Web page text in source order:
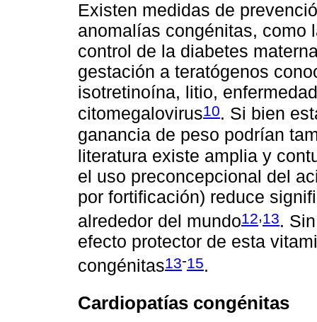
Existen medidas de
anomalías congénitas, como
control de la diabetes
gestación a teratógenos
isotretinoína, litio,
citomegalovirus10. Si bien
ganancia de peso podrían
literatura existe amplia y
el uso preconcepcional del
por fortificación) reduce
alrededor del mundo12 13.
efecto protector de esta
congénitas13-15.
Cardiopatías congénitas